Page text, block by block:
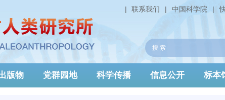
|
中国科学院
|
联系我们
|
版物 党群园地 科学传播 信息公开 标本